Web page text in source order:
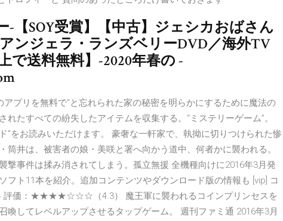
【SOY受賞】【中古】ジェシカおばさん
ンジェラ・ランズベリーDVD／海外TV
で送料無料】-2020年春の -
プリを無料で"と忘れられた家の秘密を明らかにするために魔法の
たすべての紛失したアイテムを収集する。“ミステリーゲーム”。
"をお読みいただけます。 豪奢な一軒家で、執拗に切りつけられた惨
筒井は、被害者の娘・美咲と署へ向かう道中、何者かに襲われる。
撃事件は揉み消されてしまう。孤立無援 全機種向けに2016年3月発
フト11本を紹介。追加コンテンツやダウンロード版の情報も [vip] コ
評価：★★★★☆☆☆（4.3） 魔王軍に襲われるコインプリンセスを
喚してレベルアップさせるタップゲーム。 週刊ファミ通 2016年3月